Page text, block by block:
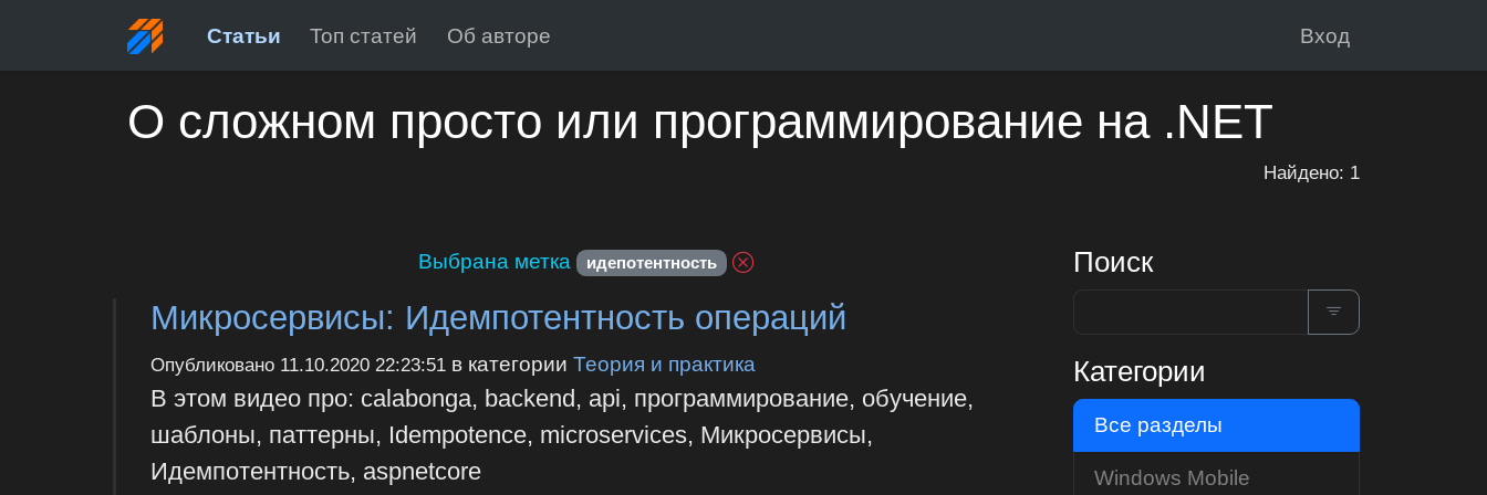
Статьи Топ статей Об авторе Вход
О сложном просто или программирование на .NET
Найдено: 1
Выбрана метка идепотентность
Микросервисы: Идемпотентность операций
Опубликовано 11.10.2020 22:23:51в категории Теория и практика
В этом видео про: calabonga, backend, api, программирование, обучение,
шаблоны, паттерны, Idempotence, microservices, Микросервисы,
Идемпотентность, aspnetcore
Поиск
Категории
Все разделы
Windows Mobile